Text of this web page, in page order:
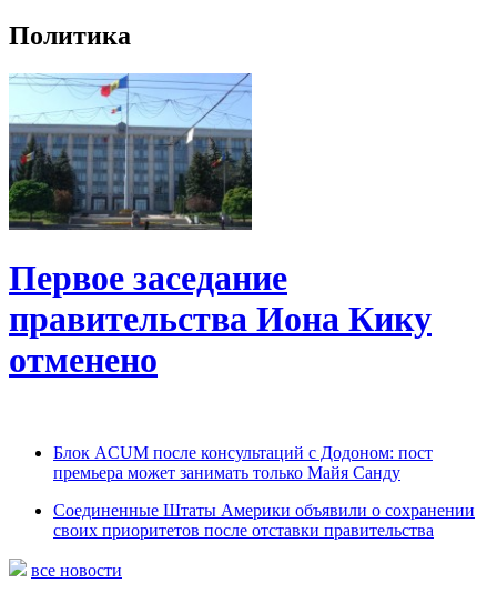
Политика
Первое заседание
правительства Иона Кику
отменено
Блок ACUM после консультаций с Додоном: пост
премьера может занимать только Майя Санду
Соединенные Штаты Америки объявили о сохранении
своих приоритетов после отставки правительства
все новости